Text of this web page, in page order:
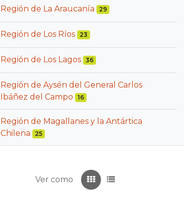
Región de La Araucanía 29
Región de Los Ríos 23
Región de Los Lagos 36
Región de Aysén del General Carlos
Ibáñez del Campo
16
Región de Magallanes y la Antártica
Chilena
25
Ver como RecuadrosListado